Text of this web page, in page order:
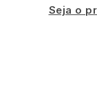
Seja o